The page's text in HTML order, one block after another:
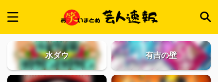
水ダウ 有吉の壁